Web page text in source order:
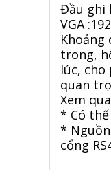
Đầu ghi
VGA
Khoảng
trong,
lúc,
quan
Xem
* Có
*
cổng